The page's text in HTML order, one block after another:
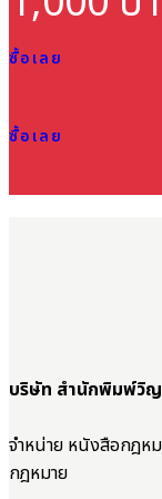
ซื้อเลย
ซื้อเลย
บริษัท สำนักพิมพ์วิ
จำหน่าย หนังสือกฎห
กฎหมาย